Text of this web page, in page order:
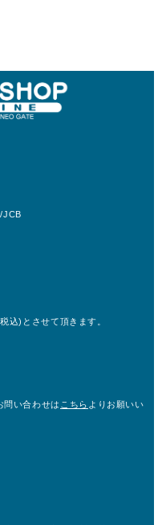
JCB
込)とさせて頂きます。
問い合わせは こちら よりお願いい